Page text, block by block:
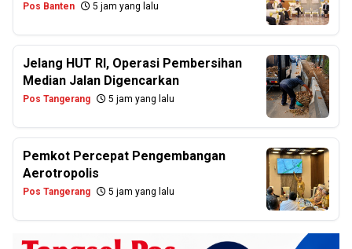
Pos Banten 5 jam yang lalu
Jelang HUT RI, Operasi Pembersihan
Median Jalan Digencarkan
Pos Tangerang 5 jam yang lalu
Pemkot Percepat Pengembangan
Aerotropolis
Pos Tangerang 5 jam yang lalu